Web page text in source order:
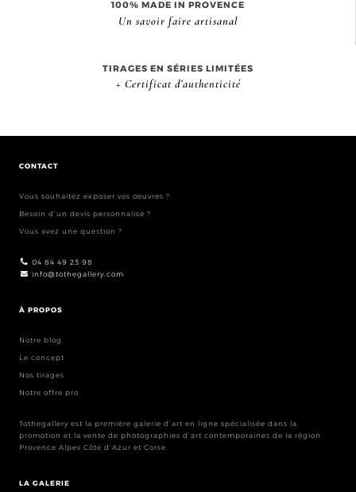
100% MADE IN PROVENCE
Un savoir faire artisanal
TIRAGES EN SÉRIES LIMITÉES
+ Certificat d’authenticité
CONTACT
Vous souhaitez exposer vos oeuvres ?
Besoin d’un devis personnalisé ?
Vous avez une question ?
04 84 49 23 98
info@tothegallery.com
À PROPOS
Notre blog
Le concept
Nos tirages
Notre offre pro
Tothegallery est la première galerie d’art en ligne spécialisée dans la
promotion et la vente de photographies d’art contemporaines de la région
Provence Alpes Côte d’Azur et Corse.
LA GALERIE